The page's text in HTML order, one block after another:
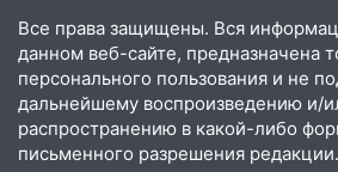
14:32 На Ульяновскую
надвигается жара
14:08 Пешеход переходил
подробности серьезной
Фруктовой
Все права защищены. Вся
данном веб-сайте, предназначена
персонального пользования и не
дальнейшему воспроизведению и/
распространению в какой-либо
письменного разрешения редакции.